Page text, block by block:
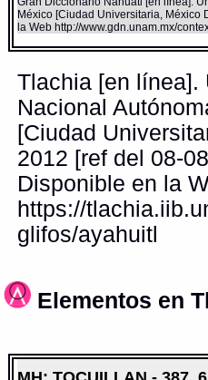
México [Ciudad Universitaria, México
la Web http://www.gdn.unam.mx/
Tlachia [en línea].
Nacional
[Ciudad
2012 [ref del 08-
Disponible en la
https://
glifos/ayahuitl
Elementos en